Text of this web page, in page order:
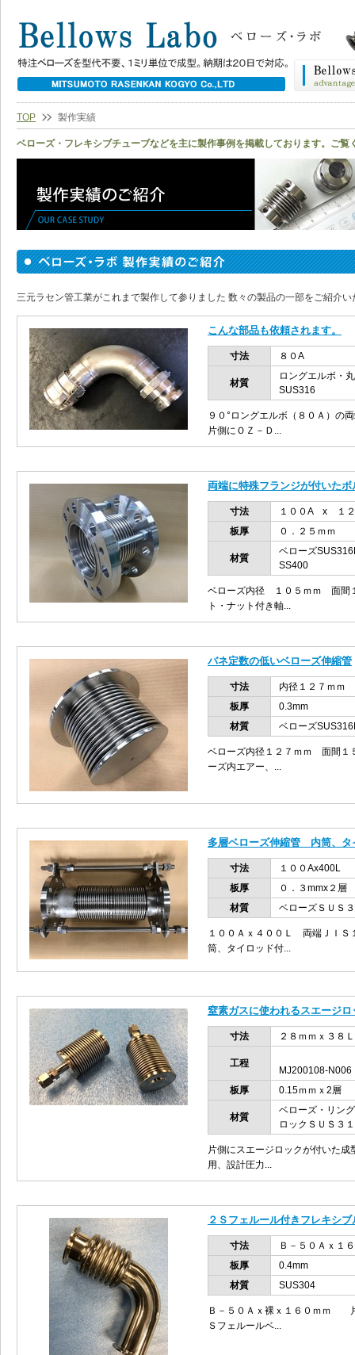
TOP 製作実績
ベローズ・フレキシブチューブなどを主に製作事例を掲載しております。ご覧
三元ラセン管工業がこれまで製作して参りました 数々の製品の一部をご紹介い
こんな部品も依頼されます。
寸法 ８０A
材質
ロングエルボ・
SUS316
９０°ロングエルボ（８０Ａ）の
片側にＯＺ－Ｄ...
両端に特殊フランジが付いた
寸法
１００A x １２
板厚
０．２５ｍｍ
材質
ベローズ
SS400
ベローズ内径 １０５ｍｍ 面間
ト・ナット付き軸...
バネ定数の低いベローズ伸縮管
寸法
内径１２７ｍｍ
板厚
0.3mm
材質
ベローズ
ベローズ内径１２７ｍｍ 面間
ーズ内エアー、...
多層ベローズ伸縮管 内筒、タ
寸法
１００Ax400L
板厚
０．３mmx２層
材質
ベローズＳＵＳ
１００Ａｘ４００Ｌ 両端ＪＩ
筒、タイロッド付...
窒素ガスに使われるスエージ
寸法 ２８ｍｍｘ３８Ｌ
工程
MJ200108-N006
板厚
0.15ｍｍｘ2層
材質
ベローズ・リン
ロックＳＵＳ３
片側にスエージロックが付いた
用、設計圧力...
２Ｓフェルール付きフレキシ
寸法
Ｂ－５０Ａｘ１
板厚
0.4mm
材質
SUS304
Ｂ－５０Ａｘ裸ｘ１６０ｍｍ
Ｓフェルールベ...